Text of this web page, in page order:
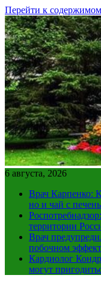
Перейти к
6 августа, 2026
Врач Карпенко:
но и чай с
территории
Врач
побочном
Кардиолог
могут